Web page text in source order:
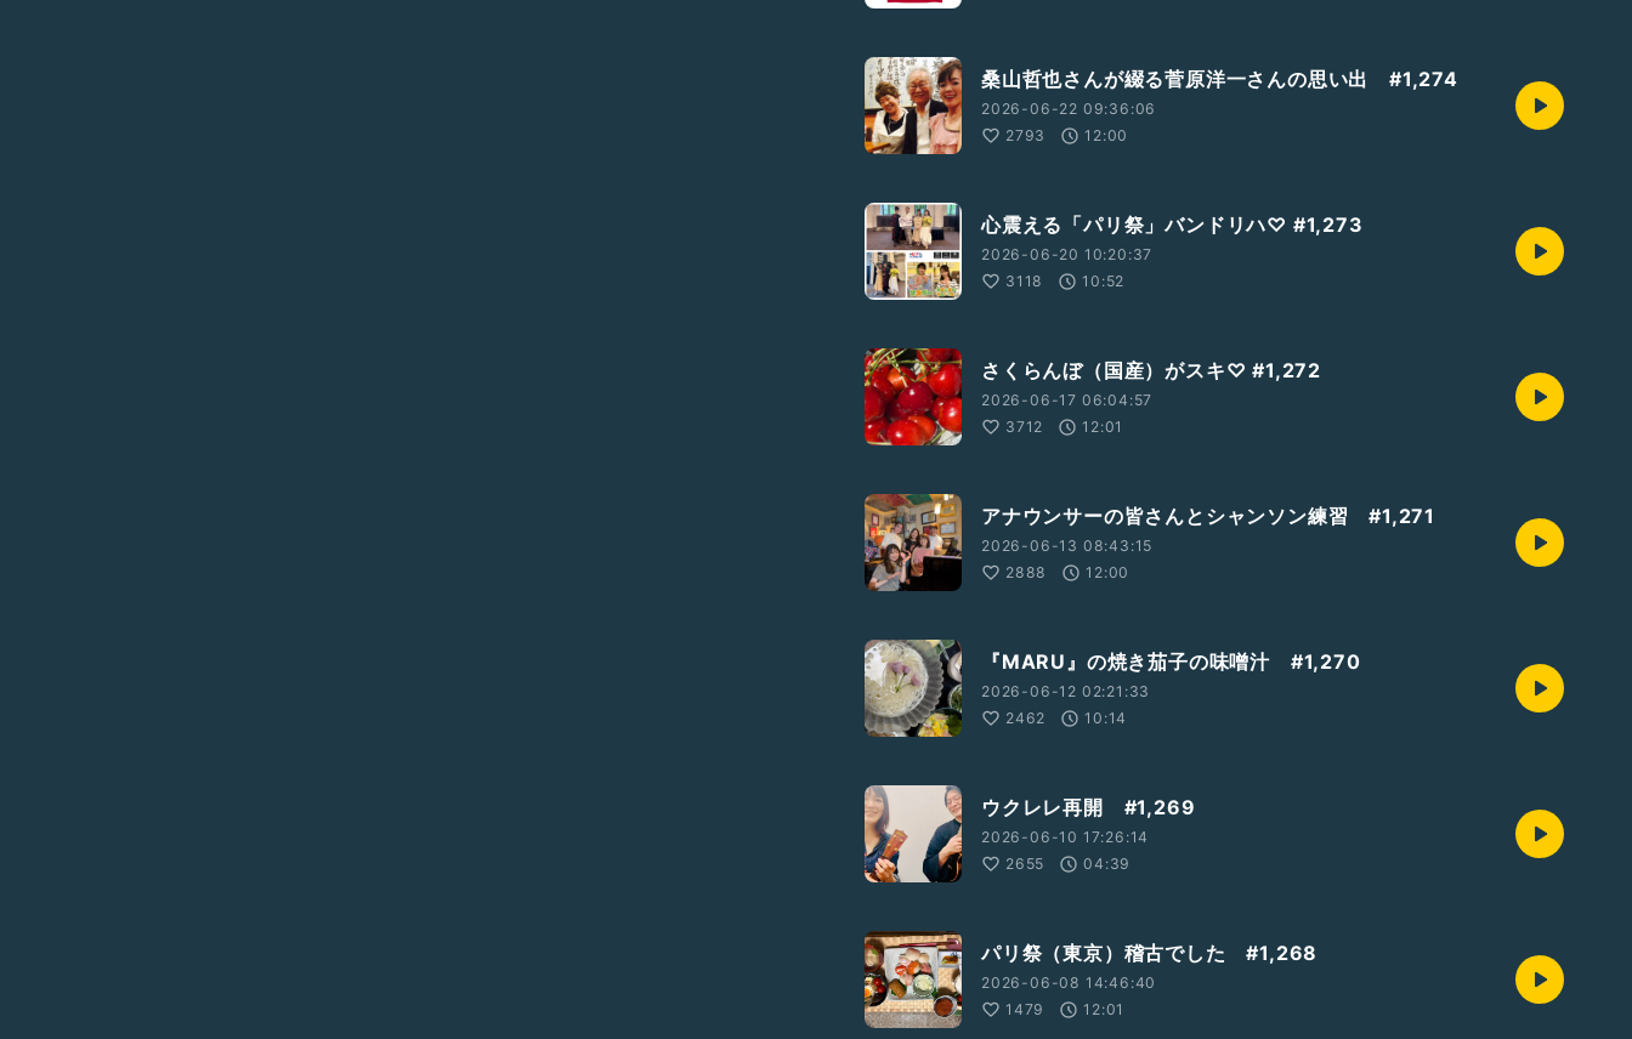
桑山哲也さんが綴る菅原洋一さんの思い出 #1,274
2026-06-22 09:36:06
2793
12:00
心震える「パリ祭」バンドリハ♡ #1,273
2026-06-20 10:20:37
3118
10:52
さくらんぼ（国産）がスキ♡ #1,272
2026-06-17 06:04:57
3712
12:01
アナウンサーの皆さんとシャンソン練習 #1,271
2026-06-13 08:43:15
2888
12:00
『MARU』の焼き茄子の味噌汁 #1,270
2026-06-12 02:21:33
2462
10:14
ウクレレ再開 #1,269
2026-06-10 17:26:14
2655
04:39
パリ祭（東京）稽古でした #1,268
2026-06-08 14:46:40
1479
12:01